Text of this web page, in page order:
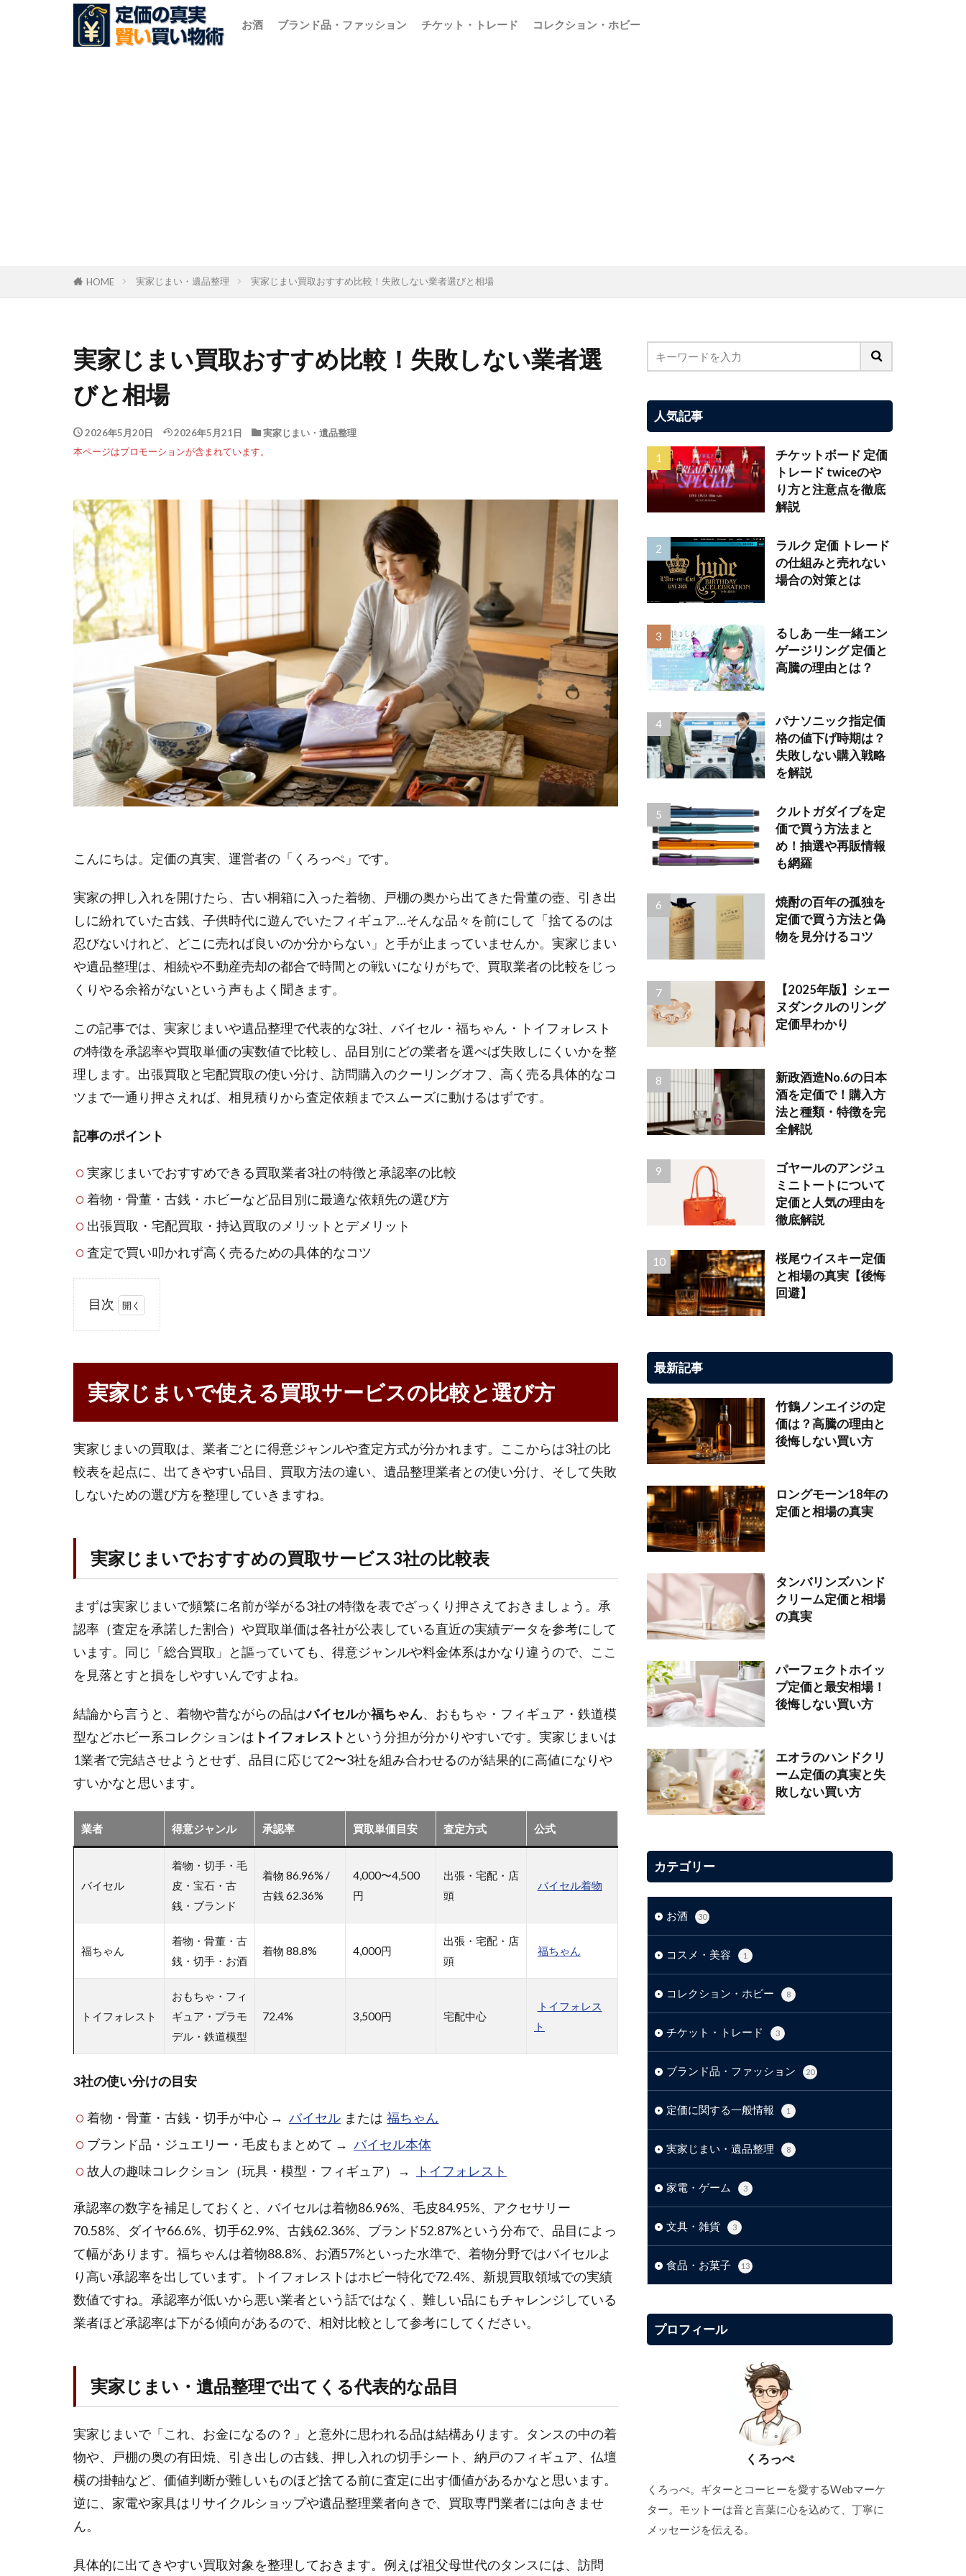
お酒 ブランド品・ファッション チケット・トレード コレクション・ホビー
HOME 実家じまい・遺品整理 実家じまい買取おすすめ比較！失敗しない業者選びと相場
実家じまい買取おすすめ比較！失敗しない業者選
びと相場
2026年5月20日 2026年5月21日
実家じまい・遺品整理
本ページはプロモーションが含まれています。
こんにちは。定価の真実、運営者の「くろっぺ」です。
実家の押し入れを開けたら、古い桐箱に入った着物、戸棚の奥から出てきた骨董の壺、引き出
しに紛れていた古銭、子供時代に遊んでいたフィギュア…そんな品々を前にして「捨てるのは
忍びないけれど、どこに売れば良いのか分からない」と手が止まっていませんか。実家じまい
や遺品整理は、相続や不動産売却の都合で時間との戦いになりがちで、買取業者の比較をじっ
くりやる余裕がないという声もよく聞きます。
この記事では、実家じまいや遺品整理で代表的な3社、バイセル・福ちゃん・トイフォレスト
の特徴を承認率や買取単価の実数値で比較し、品目別にどの業者を選べば失敗しにくいかを整
理します。出張買取と宅配買取の使い分け、訪問購入のクーリングオフ、高く売る具体的なコ
ツまで一通り押さえれば、相見積りから査定依頼までスムーズに動けるはずです。
記事のポイント
実家じまいでおすすめできる買取業者3社の特徴と承認率の比較
着物・骨董・古銭・ホビーなど品目別に最適な依頼先の選び方
出張買取・宅配買取・持込買取のメリットとデメリット
査定で買い叩かれず高く売るための具体的なコツ
目次
家
ま
使
る
買
ビ
ス
比
較
選
び
1.1
実家
じま
いで
おす
社の
1.2
じま
遺品
る代
な品
出張
取・
宅配
取・
持込
の違
いと
1.4
業者
と買
取専
門業
者の
実家
実家じまいで使える買取サービスの比較と選び方
実家じまいの買取は、業者ごとに得意ジャンルや査定方式が分かれます。ここからは3社の比
較表を起点に、出てきやすい品目、買取方法の違い、遺品整理業者との使い分け、そして失敗
しないための選び方を整理していきますね。
実家じまいでおすすめの買取サービス3社の比較表
まずは実家じまいで頻繁に名前が挙がる3社の特徴を表でざっくり押さえておきましょう。承
認率（査定を承諾した割合）や買取単価は各社が公表している直近の実績データを参考にして
います。同じ「総合買取」と謳っていても、得意ジャンルや料金体系はかなり違うので、ここ
を見落とすと損をしやすいんですよね。
結論から言うと、着物や昔ながらの品はバイセルか福ちゃん、おもちゃ・フィギュア・鉄道模
型などホビー系コレクションは トイフォレスト という分担が分かりやすいです。実家じまいは
1業者で完結させようとせず、品目に応じて2〜3社を組み合わせるのが結果的に高値になりや
すいかなと思います。
業者 得意ジャンル 承認率 買取単価目安 査定方式 公式
バイセル
着物・切手・毛
皮・宝石・古
銭・ブランド
着物 86.96% /
古銭 62.36%
4,000〜4,500
円
出張・宅配・店
頭
バイセル着物
福ちゃん
着物・骨董・古
銭・切手・お酒
着物 88.8% 4,000円
出張・宅配・店
頭
福ちゃん
トイフォレスト
おもちゃ・フィ
ギュア・プラモ
デル・鉄道模型
72.4% 3,500円 宅配中心
トイフォレス
ト
3社の使い分けの目安
着物・骨董・古銭・切手が中心 → バイセル または 福ちゃん
ブランド品・ジュエリー・毛皮もまとめて → バイセル本体
故人の趣味コレクション（玩具・模型・フィギュア）→
トイフォレスト
承認率の数字を補足しておくと、バイセルは着物86.96%、毛皮84.95%、アクセサリー
70.58%、ダイヤ66.6%、切手62.9%、古銭62.36%、ブランド52.87%という分布で、品目によっ
て幅があります。福ちゃんは着物88.8%、お酒57%といった水準で、着物分野ではバイセルよ
り高い承認率を出しています。トイフォレストはホビー特化で72.4%、新規買取領域での実績
数値ですね。承認率が低いから悪い業者という話ではなく、難しい品にもチャレンジしている
業者ほど承認率は下がる傾向があるので、相対比較として参考にしてください。
実家じまい・遺品整理で出てくる代表的な品目
実家じまいで「これ、お金になるの？」と意外に思われる品は結構あります。タンスの中の着
物や、戸棚の奥の有田焼、引き出しの古銭、押し入れの切手シート、納戸のフィギュア、仏壇
横の掛軸など、価値判断が難しいものほど捨てる前に査定に出す価値があるかなと思います。
逆に、家電や家具はリサイクルショップや遺品整理業者向きで、買取専門業者には向きませ
ん。
具体的に出てきやすい買取対象を整理しておきます。例えば祖父母世代のタンスには、訪問
人気記事
チケットボード 定価
トレード twiceのや
り方と注意点を徹底
解説
ラルク 定価 トレード
の仕組みと売れない
場合の対策とは
るしあ 一生一緒エン
ゲージリング 定価と
高騰の理由とは？
パナソニック指定価
格の値下げ時期は？
失敗しない購入戦略
を解説
クルトガダイブを定
価で買う方法まと
め！抽選や再販情報
も網羅
焼酎の百年の孤独を
定価で買う方法と偽
物を見分けるコツ
【2025年版】シェー
ヌダンクルのリング
定価早わかり
新政酒造No.6の日本
酒を定価で！購入方
法と種類・特徴を完
全解説
ゴヤールのアンジュ
ミニトートについて
定価と人気の理由を
徹底解説
桜尾ウイスキー定価
と相場の真実【後悔
回避】
最新記事
竹鶴ノンエイジの定
価は？高騰の理由と
後悔しない買い方
ロングモーン18年の
定価と相場の真実
タンバリンズハンド
クリーム定価と相場
の真実
パーフェクトホイッ
プ定価と最安相場！
後悔しない買い方
エオラのハンドクリ
ーム定価の真実と失
敗しない買い方
カテゴリー
お酒 30
コスメ・美容 1
コレクション・ホビー 8
チケット・トレード 3
ブランド品・ファッション 20
定価に関する一般情報 1
実家じまい・遺品整理 8
家電・ゲーム 3
文具・雑貨 3
食品・お菓子 13
プロフィール
くろっぺ
くろっぺ。ギターとコーヒーを愛するWebマーケ
ター。モットーは音と言葉に心を込めて、丁寧に
メッセージを伝える。